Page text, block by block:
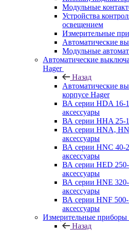
Модульные
Устройства
освещением
Измерительные
Автоматические
Модульные
Автоматические
Hager
Назад
Автоматические
корпусе Hager
ВА серии HDA 16-
аксессуары
ВА серии HHA 25-
ВА серии HNA,
аксессуары
ВА серии HNC 40-
аксессуары
ВА серии HED
аксессуары
ВА серии HNE
аксессуары
ВА серии HNF
аксессуары
Измерительные приборы
Назад